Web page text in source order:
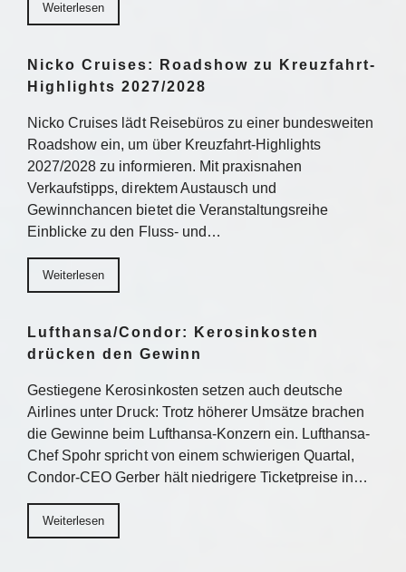
Weiterlesen
Nicko Cruises: Roadshow zu Kreuzfahrt-
Highlights 2027/2028
Nicko Cruises lädt Reisebüros zu einer bundesweiten
Roadshow ein, um über Kreuzfahrt-Highlights
2027/2028 zu informieren. Mit praxisnahen
Verkaufstipps, direktem Austausch und
Gewinnchancen bietet die Veranstaltungsreihe
Einblicke zu den Fluss- und…
Weiterlesen
Lufthansa/Condor: Kerosinkosten
drücken den Gewinn
Gestiegene Kerosinkosten setzen auch deutsche
Airlines unter Druck: Trotz höherer Umsätze brachen
die Gewinne beim Lufthansa-Konzern ein. Lufthansa-
Chef Spohr spricht von einem schwierigen Quartal,
Condor-CEO Gerber hält niedrigere Ticketpreise in…
Weiterlesen